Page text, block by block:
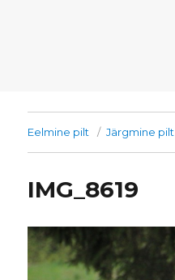
Eelmine pilt Järgmine pilt
IMG_8619